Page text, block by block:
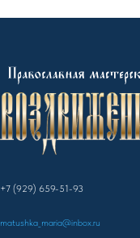
+7 (929) 659-51-93
matushka_maria@inbox.ru